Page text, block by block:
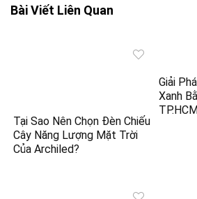
Bài Viết Liên Quan
Tại Sao Nên Chọn Đèn Chiếu
Cây Năng Lượng Mặt Trời
Của Archiled?
Giải
Xanh